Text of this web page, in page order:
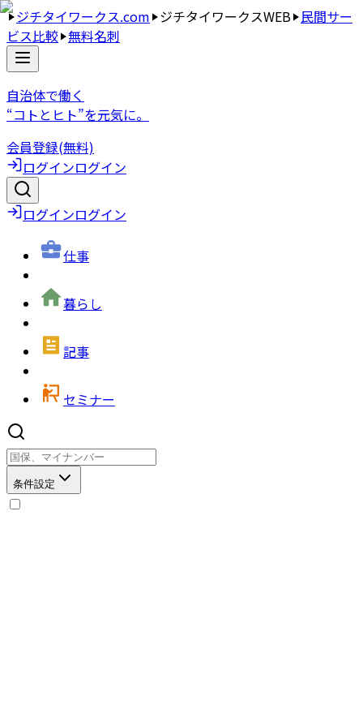
ジチタイワークス.com ジチタイワークスWEB 民間サー
ビス比較 無料名刺
自治体で働く
“コトとヒト”を元気に。
会員登録(無料)
ログインログイン
ログインログイン
仕事
暮らし
記事
セミナー
条件設定